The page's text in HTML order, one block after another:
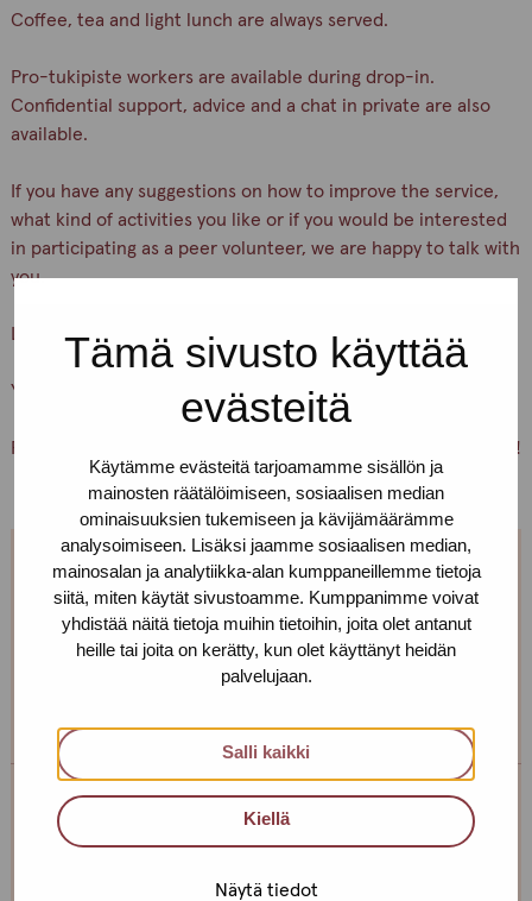
Tämä sivusto käyttää
evästeitä
Käytämme evästeitä tarjoamamme sisällön ja
mainosten räätälöimiseen, sosiaalisen median
ominaisuuksien tukemiseen ja kävijämäärämme
analysoimiseen. Lisäksi jaamme sosiaalisen median,
mainosalan ja analytiikka-alan kumppaneillemme tietoja
siitä, miten käytät sivustoamme. Kumppanimme voivat
yhdistää näitä tietoja muihin tietoihin, joita olet antanut
heille tai joita on kerätty, kun olet käyttänyt heidän
palvelujaan.
Salli kaikki
Kiellä
Näytä tiedot
Coffee, tea and light lunch are always served.
Pro-tukipiste workers are available during drop-in.
Confidential support, advice and a chat in private are also
available.
If you have any suggestions on how to improve the service,
what kind of activities you like or if you would be interested
in participating as a peer volunteer, we are happy to talk with
you.
Let’s keep ourselves and others safe!
You are warmly welcome, Pro-tukipiste staff
PS. You can also just pick up condoms and lubricants for free!
We are open every weekday.
If you want to make an appointment, you can just call
or text us! We can also meet somewhere else, if you
Service centre Helsinki